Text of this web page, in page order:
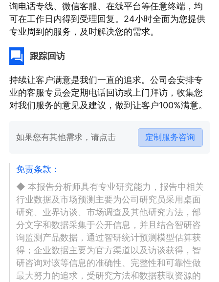
询电话专线、微信客服、在线平台等任意终端，均
可在工作日内得到受理回复。24小时全面为您提供
专业周到的服务，及时解决您的需求。
跟踪回访
持续让客户满意是我们一直的追求。公司会安排专
业的客服专员会定期电话回访或上门拜访，收集您
对我们服务的意见及建议，做到让客户100%满意。
如果您有其他需求，请点击 定制服务咨询
免责条款：
◆ 本报告分析师具有专业研究能力，报告中相关
行业数据及市场预测主要为公司研究员采用桌面
研究、业界访谈、市场调查及其他研究方法，部
分文字和数据采集于公开信息，并且结合智研咨
询监测产品数据，通过智研统计预测模型估算获
得；企业数据主要为官方渠道以及访谈获得，智
研咨询对该等信息的准确性、完整性和可靠性做
最大努力的追求，受研究方法和数据获取资源的